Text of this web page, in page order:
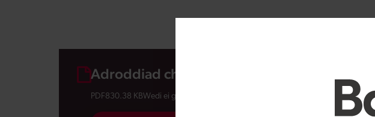
Adroddiad chwarterol
PDF830.38 KBWedi ei gyhoeddi : 04 Tachwedd 2025